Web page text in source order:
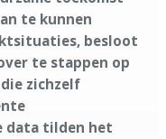
te kunnen
besloot
te stappen op
zichzelf
data tilden het